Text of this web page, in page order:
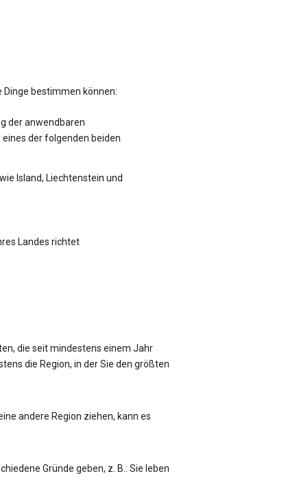
Dinge bestimmen können:
der anwendbaren
der folgenden beiden
Island, Liechtenstein und
Landes richtet
die seit mindestens einem Jahr
die Region, in der Sie den größten
andere Region ziehen, kann es
Gründe geben, z. B.: Sie leben